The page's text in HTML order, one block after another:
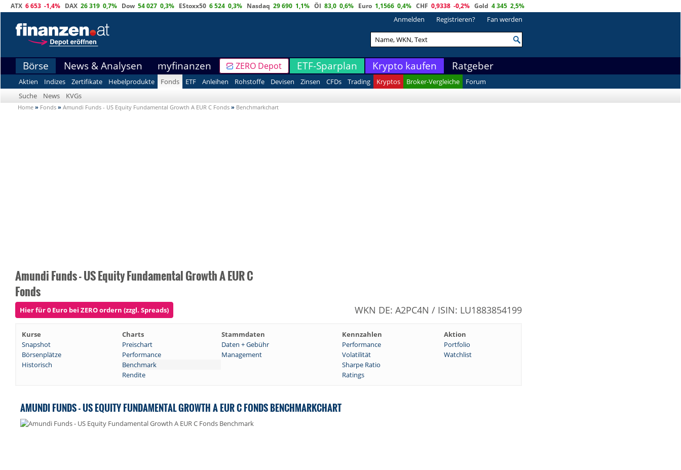
ATX 6 653 -1,4% DAX 26 319 0,7% Dow 54 027 0,3% EStoxx50 6 524 0,3% Nasdaq 29 690 1,1% Öl 83,0 0,6% Euro 1,1566 0,4% CHF 0,9338 -0,2% Gold 4 345 2,5%
Anmelden Registrieren? Fan werden
Börse News & Analysen myfinanzen ZERO Depot ETF-Sparplan Krypto kaufen Ratgeber
Aktien Indizes Zertifikate Hebelprodukte Fonds ETF Anleihen Rohstoffe Devisen Zinsen CFDs Trading Kryptos Broker-Vergleiche
Forum
Suche
News KVGs
Home » Fonds » Amundi Funds - US Equity Fundamental Growth A EUR C Fonds » Benchmarkchart
Amundi Funds - US Equity Fundamental Growth A EUR C
Fonds
Hier für 0 Euro bei ZERO ordern (zzgl. Spreads) WKN DE: A2PC4N / ISIN: LU1883854199
Kurse Charts Stammdaten Kennzahlen
Aktion
Snapshot
Preischart Daten + Gebühr Performance
Portfolio
Börsenplätze
Performance Management Volatilität
Watchlist
Historisch
Benchmark
Sharpe Ratio
Rendite
Ratings
AMUNDI FUNDS - US EQUITY FUNDAMENTAL GROWTH A EUR C FONDS BENCHMARKCHART